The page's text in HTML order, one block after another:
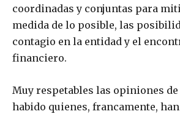
coordinadas y conjuntas para
medida de lo posible, las
contagio en la entidad y el
financiero.
Muy respetables las opiniones
habido quienes, francamente,